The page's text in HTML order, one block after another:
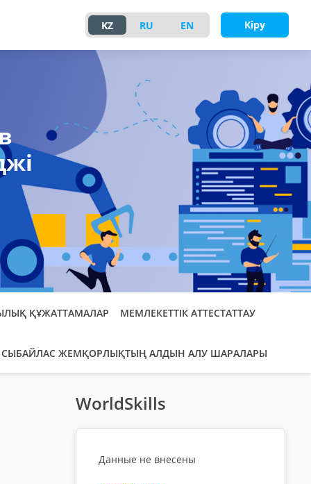
KZ RU EN Кіру
ҚҰЖАТТАМАЛАР МЕМЛЕКЕТТІК АТТЕСТАТТАУ
СЫБАЙЛАС ЖЕМҚОРЛЫҚТЫҢ АЛДЫН АЛУ ШАРАЛАРЫ
WorldSkills
Данные не внесены